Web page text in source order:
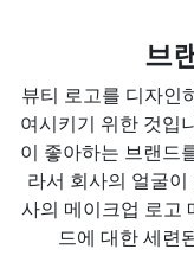
브
뷰티 로고를 디자인
여시키기 위한 것입
이 좋아하는 브랜드
라서 회사의 얼굴
사의 메이크업 로고
드에 대한 세련